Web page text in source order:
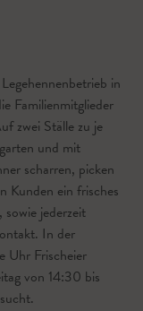
in
Familienmitglieder
zwei Ställe zu je
und mit
scharren, picken
Kunden ein frisches
sowie jederzeit
In der
Uhr Frischeier
von 14:30 bis